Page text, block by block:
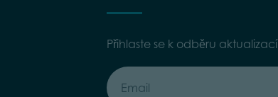
Přihlaste se k odběru aktualizací